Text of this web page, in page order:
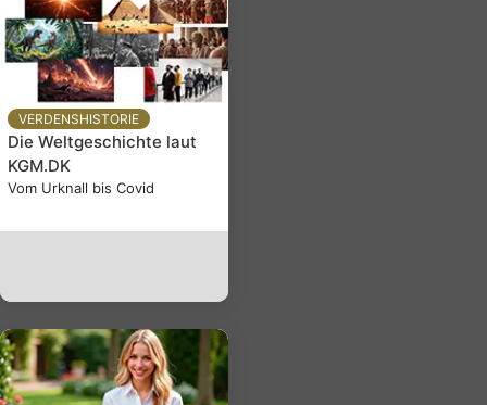
VERDENSHISTORIE
Die Weltgeschichte laut
KGM.DK
Vom Urknall bis Covid